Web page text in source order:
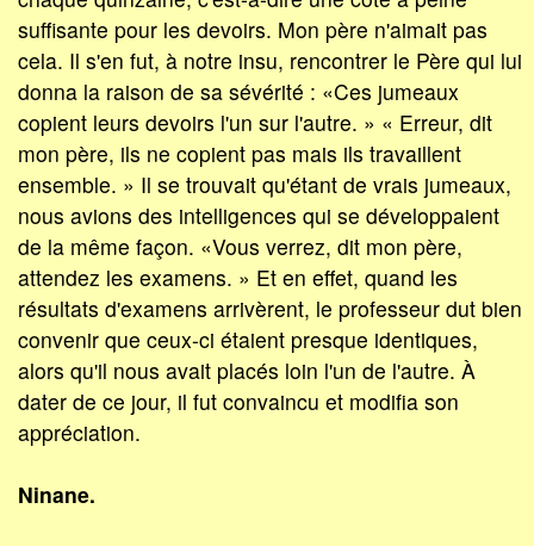
suffisante pour les devoirs. Mon père n'aimait pas
cela. Il s'en fut, à notre insu, rencontrer le Père qui lui
donna la raison de sa sévérité : «Ces jumeaux
copient leurs devoirs l'un sur l'autre. » « Erreur, dit
mon père, ils ne copient pas mais ils travaillent
ensemble. » Il se trouvait qu'étant de vrais jumeaux,
nous avions des intelligences qui se développaient
de la même façon. «Vous verrez, dit mon père,
attendez les examens. » Et en effet, quand les
résultats d'examens arrivèrent, le professeur dut bien
convenir que ceux-ci étaient presque identiques,
alors qu'il nous avait placés loin l'un de l'autre. À
dater de ce jour, il fut convaincu et modifia son
appréciation.
Ninane.